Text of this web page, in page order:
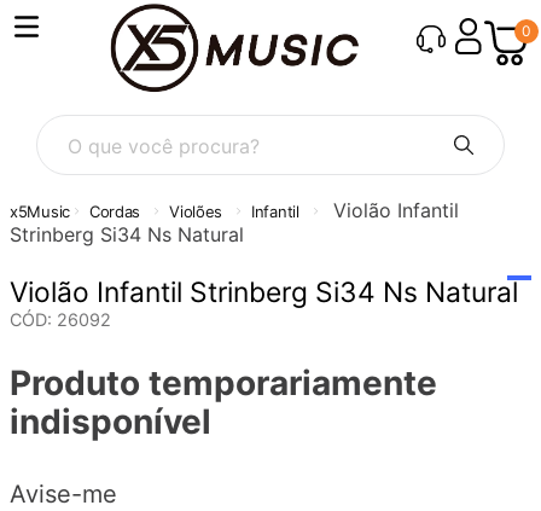
0
O que você procura?
Cordas Violões Infantil
Violão Infantil
Strinberg Si34 Ns Natural
Violão Infantil Strinberg Si34 Ns Natural
CÓD: 26092
Produto temporariamente
indisponível
Avise-me